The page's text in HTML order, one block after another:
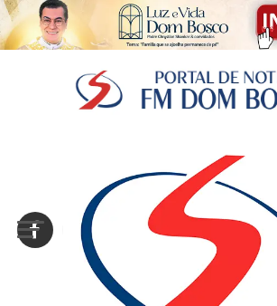
Sair da versão mobile